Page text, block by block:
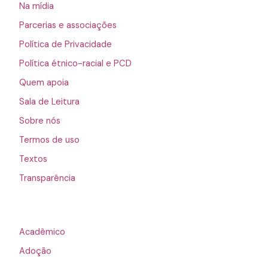
Na mídia
Parcerias e associações
Política de Privacidade
Política étnico-racial e PCD
Quem apoia
Sala de Leitura
Sobre nós
Termos de uso
Textos
Transparência
Acadêmico
Adoção